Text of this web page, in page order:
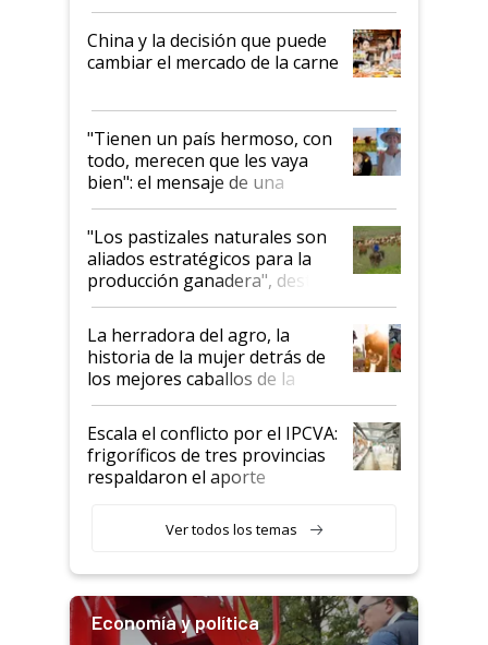
China y la decisión que puede
cambiar el mercado de la carne
"Tienen un país hermoso, con
todo, merecen que les vaya
bien": el mensaje de una
ganadera uruguaya sobre las
oportunidades que se abren
para el agro en Argentina, con
foco en la carne
"Los pastizales naturales son
aliados estratégicos para la
producción ganadera", destaca
la iniciativa que ya reúne a 46
establecimientos en Argentina
La herradora del agro, la
historia de la mujer detrás de
los mejores caballos de la
Argentina y los mitos que
todavía hacen sufrir a estos
animales: "Mientras me
descalificaban, yo seguí
haciendo currículum"
Escala el conflicto por el IPCVA:
frigoríficos de tres provincias
respaldaron el aporte
Ver todos los temas
Economía y política